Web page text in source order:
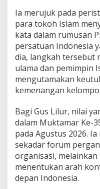
-
G
b
r
a
n
D
u
a
e
i
o
d
e
Ia merujuk pada
para tokoh Islam
kata dalam rumusan
persatuan Indonesia
dia, langkah tersebut
ulama dan pemimpin
mengutamakan
kemenangan
Bagi Gus Lilur, nilai
dalam Muktamar Ke-
pada Agustus 2026.
sekadar forum
organisasi,
menentukan arah
depan Indonesia.